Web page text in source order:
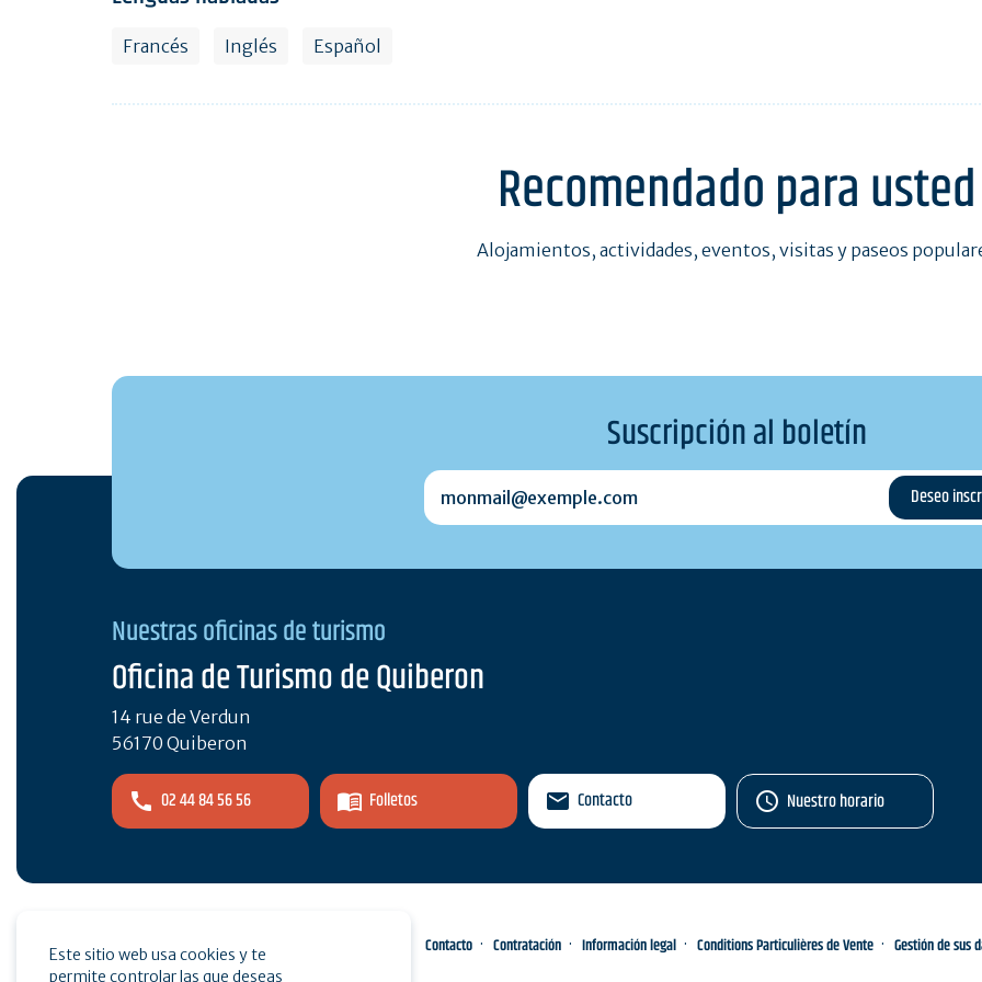
Francés Inglés Español
Recomendado para usted
Alojamientos, actividades, eventos, visitas y paseos
Suscripción al boletín
monmail@exemple.com
Nuestras oficinas de turismo
Oficina de Turismo de Quiberon
14 rue de Verdun
56170 Quiberon
02 44 84 56 56 Folletos Contacto Nuestro horario
Espacio pro Contacto Contratación Información legal Conditions Particulières de Vente Gestión de sus
Este sitio web usa cookies y te
permite controlar las que deseas